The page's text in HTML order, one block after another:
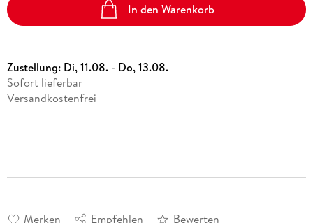
In den Warenkorb
Zustellung: Di, 11.08. - Do, 13.08.
Sofort lieferbar
Versandkostenfrei
Merken Empfehlen Bewerten